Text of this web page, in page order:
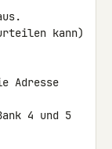
kann)
Adresse
4 und 5